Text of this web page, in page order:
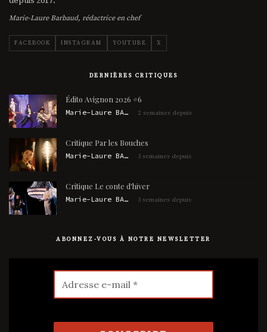
Marie-Laure Barbaud, rédactrice en chef
FACEBOOK INSTAGRAM YOUTUBE X
DERNIÈRES CRITIQUES
Édito Avignon 2026 #6
Marie-Laure BARBAUD 2 semaines depuis
Critique Par les Bouches
Marie-Laure BARBAUD 3 semaines depuis
Critique Le conte d'hiver
Marie-Laure BARBAUD 3 semaines depuis
ABONNEZ-VOUS À NOTRE NEWSLETTER